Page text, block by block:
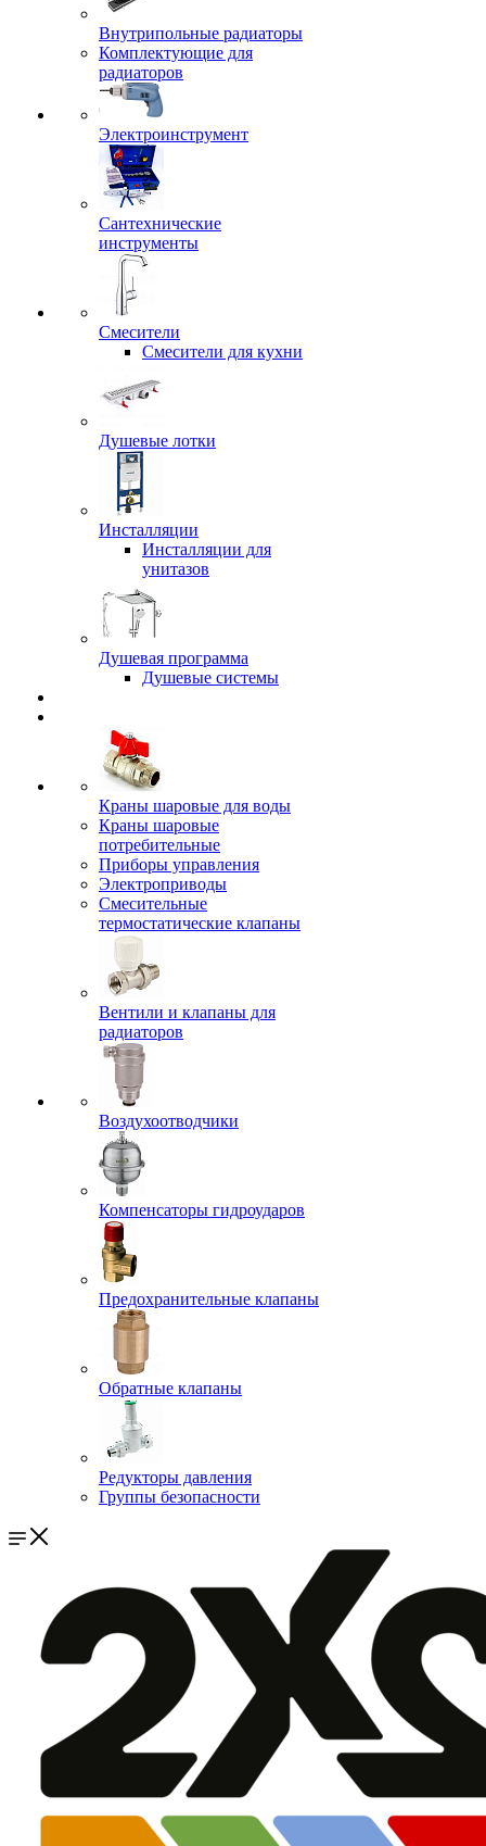
Внутрипольные радиаторы
Комплектующие для
радиаторов
Электроинструмент
Сантехнические
инструменты
Смесители
Смесители для кухни
Душевые лотки
Инсталляции
Инсталляции для
унитазов
Душевая программа
Душевые системы
Краны шаровые для воды
Краны шаровые
потребительные
Приборы управления
Электроприводы
Смесительные
термостатические клапаны
Вентили и клапаны для
радиаторов
Воздухоотводчики
Компенсаторы гидроударов
Предохранительные клапаны
Обратные клапаны
Редукторы давления
Группы безопасности